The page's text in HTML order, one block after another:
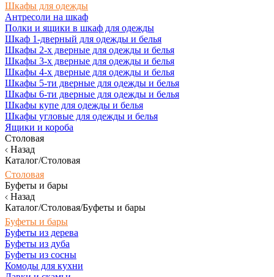
Шкафы для одежды
Антресоли на шкаф
Полки и ящики в шкаф для одежды
Шкаф 1-дверный для одежды и белья
Шкафы 2-х дверные для одежды и белья
Шкафы 3-х дверные для одежды и белья
Шкафы 4-х дверные для одежды и белья
Шкафы 5-ти дверные для одежды и белья
Шкафы 6-ти дверные для одежды и белья
Шкафы купе для одежды и белья
Шкафы угловые для одежды и белья
Ящики и короба
Столовая
Назад
Каталог/Столовая
Столовая
Буфеты и бары
Назад
Каталог/Столовая/Буфеты и бары
Буфеты и бары
Буфеты из дерева
Буфеты из дуба
Буфеты из сосны
Комоды для кухни